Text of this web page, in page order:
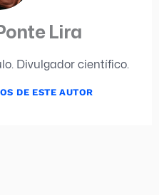
Lira
Divulgador científico.
DE ESTE AUTOR